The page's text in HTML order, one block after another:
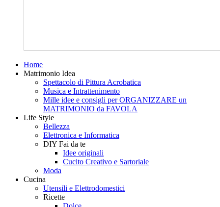
Marisa
Divertirsi
Home
Matrimonio Idea
Spettacolo di Pittura Acrobatica
Musica e Intrattenimento
Mille idee e consigli per ORGANIZZARE un
MATRIMONIO da FAVOLA
Life Style
Bellezza
Elettronica e Informatica
DIY Fai da te
Idee originali
Cucito Creativo e Sartoriale
Moda
Cucina
Utensili e Elettrodomestici
Ricette